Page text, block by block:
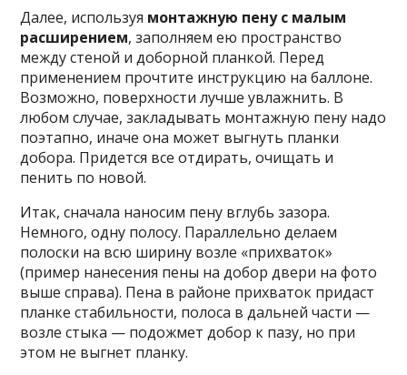
Далее, используя монтажную пену с малым
расширением, заполняем ею пространство
между стеной и доборной планкой. Перед
применением прочтите инструкцию на баллоне.
Возможно, поверхности лучше увлажнить. В
любом случае, закладывать монтажную пену надо
поэтапно, иначе она может выгнуть планки
добора. Придется все отдирать, очищать и
пенить по новой.
Итак, сначала наносим пену вглубь зазора.
Немного, одну полосу. Параллельно делаем
полоски на всю ширину возле «прихваток»
(пример нанесения пены на добор двери на фото
выше справа). Пена в районе прихваток придаст
планке стабильности, полоса в дальней части —
возле стыка — подожмет добор к пазу, но при
этом не выгнет планку.